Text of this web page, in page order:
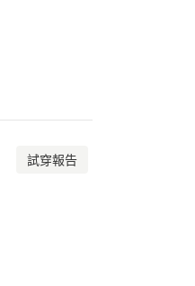
試穿報告